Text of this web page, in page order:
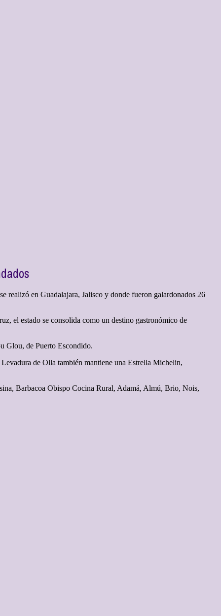
realizó en Guadalajara, Jalisco y donde fueron galardonados 26
el estado se consolida como un destino gastronómico de
Glou, de Puerto Escondido.
de Olla también mantiene una Estrella Michelin,
Barbacoa Obispo Cocina Rural, Adamá, Almú, Brio, Nois,